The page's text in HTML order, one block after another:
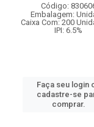
Código:
Embalagem:
Caixa Com: 200
IPI: 6.5%
Faça seu login
cadastre-se
comprar.